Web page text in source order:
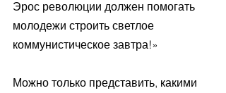
Эрос революции должен помогать
молодежи строить светлое
коммунистическое завтра!»
Можно только представить, какими